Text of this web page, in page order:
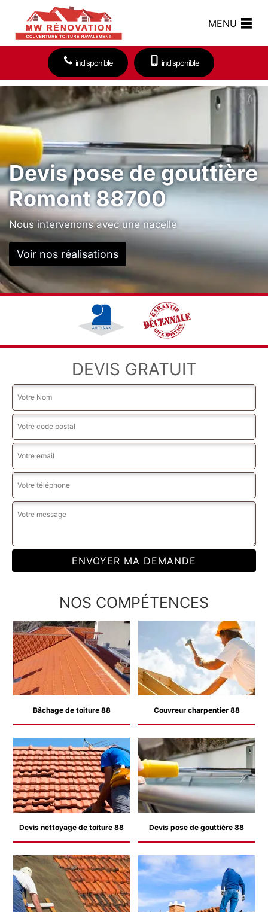
MENU
indisponible indisponible
Devis pose de gouttière
Romont 88700
Nous intervenons avec une nacelle
Voir nos réalisations
DEVIS GRATUIT
NOS COMPÉTENCES
Bâchage de toiture 88 Couvreur charpentier 88
Devis nettoyage de toiture 88 Devis pose de gouttière 88